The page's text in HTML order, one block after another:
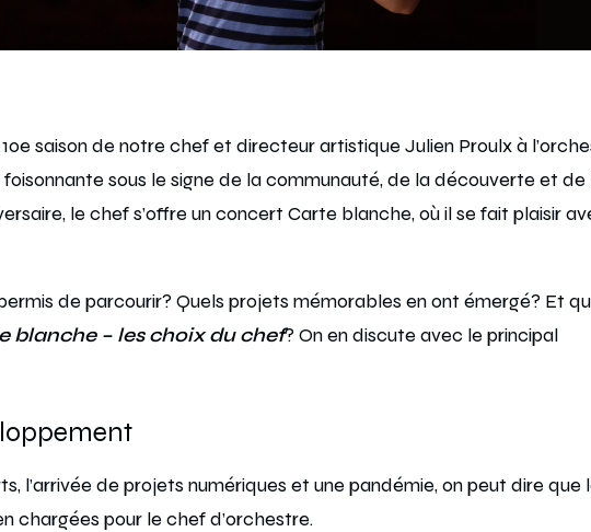
e saison de notre chef et directeur artistique Julien Proulx à
sous le signe de la communauté, de la découverte et de
le chef s’offre un concert Carte blanche, où il se fait plaisir
de parcourir? Quels projets mémorables en ont émergé? Et
blanche – les choix du chef? On en discute avec le principal
l’arrivée de projets numériques et une pandémie, on peut dire que
chargées pour le chef d’orchestre.